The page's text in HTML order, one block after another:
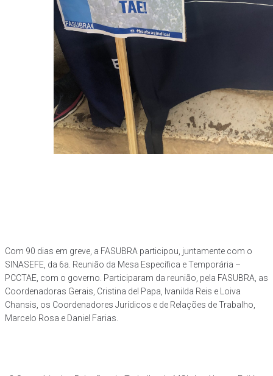
Com 90 dias em greve, a FASUBRA participou, juntamente com o
SINASEFE, da 6a. Reunião da Mesa Específica e Temporária –
PCCTAE, com o governo. Participaram da reunião, pela FASUBRA, as
Coordenadoras Gerais, Cristina del Papa, Ivanilda Reis e Loiva
Chansis, os Coordenadores Jurídicos e de Relações de Trabalho,
Marcelo Rosa e Daniel Farias.